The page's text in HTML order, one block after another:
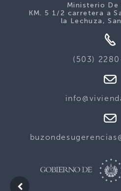
Ministerio De
KM. 5 1/2 carretera a
la Lechuza,
(503)